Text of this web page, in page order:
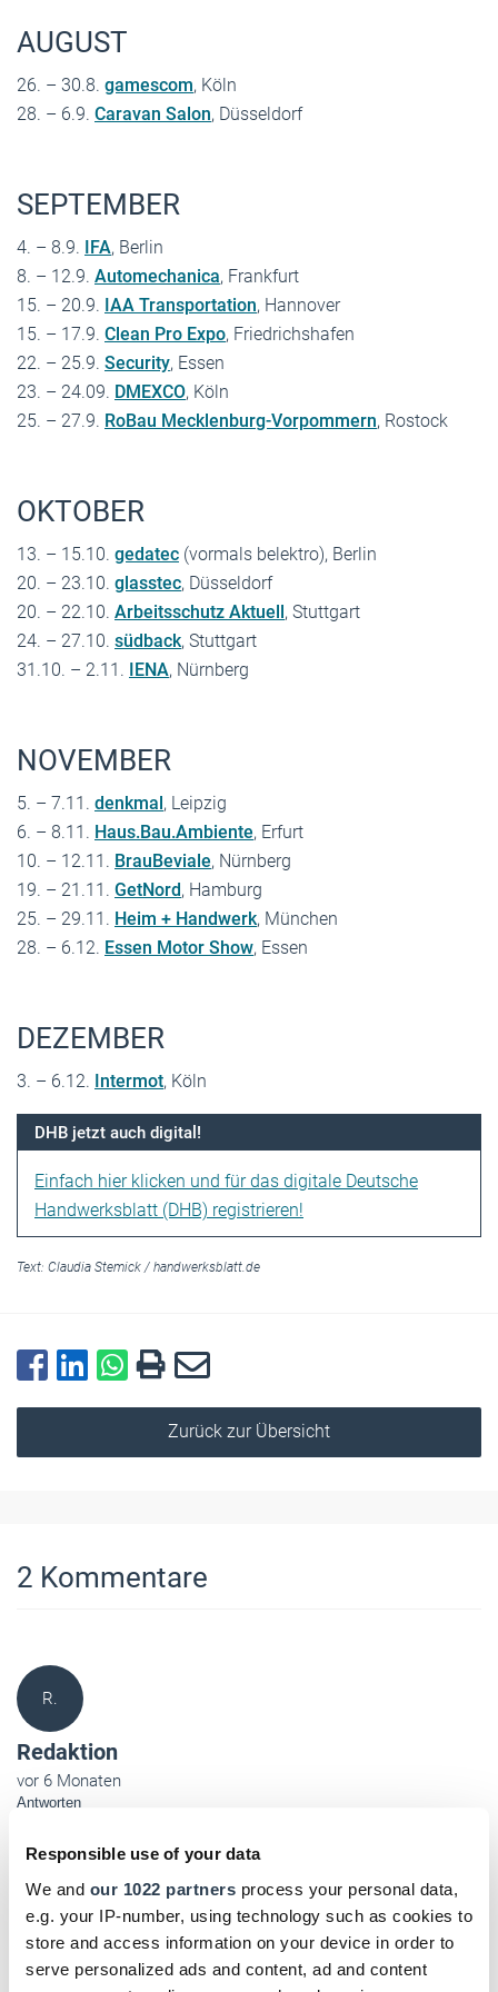
Responsible use of your data
We and our 1022 partners process your personal data,
e.g. your IP-number, using technology such as cookies to
store and access information on your device in order to
serve personalized ads and content, ad and content
AUGUST
26. – 30.8. gamescom, Köln
28. – 6.9. Caravan Salon, Düsseldorf
SEPTEMBER
4. – 8.9. IFA, Berlin
8. – 12.9. Automechanica, Frankfurt
15. – 20.9. IAA Transportation, Hannover
15. – 17.9. Clean Pro Expo, Friedrichshafen
22. – 25.9. Security, Essen
23. – 24.09. DMEXCO, Köln
25. – 27.9. RoBau Mecklenburg-Vorpommern, Rostock
OKTOBER
13. – 15.10. gedatec (vormals belektro), Berlin
20. – 23.10. glasstec, Düsseldorf
20. – 22.10. Arbeitsschutz Aktuell, Stuttgart
24. – 27.10. südback, Stuttgart
31.10. – 2.11. IENA, Nürnberg
NOVEMBER
5. – 7.11. denkmal, Leipzig
6. – 8.11. Haus.Bau.Ambiente, Erfurt
10. – 12.11. BrauBeviale, Nürnberg
19. – 21.11. GetNord, Hamburg
25. – 29.11. Heim + Handwerk, München
28. – 6.12. Essen Motor Show, Essen
DEZEMBER
3. – 6.12. Intermot, Köln
DHB jetzt auch digital!
Einfach hier klicken und für das digitale Deutsche
Handwerksblatt (DHB) registrieren!
Text: Claudia Stemick / handwerksblatt.de
Zurück zur Übersicht
2 Kommentare
R.
Redaktion
vor 6 Monaten
Antworten
Anne Symann:
Die Messe "akustika Nürnberg" findet an 3 Tagen von Freitag,
24. April bis Sonntag, 26. April 2026 in Nürnberg statt.
Sehr geehrte Frau Symann,